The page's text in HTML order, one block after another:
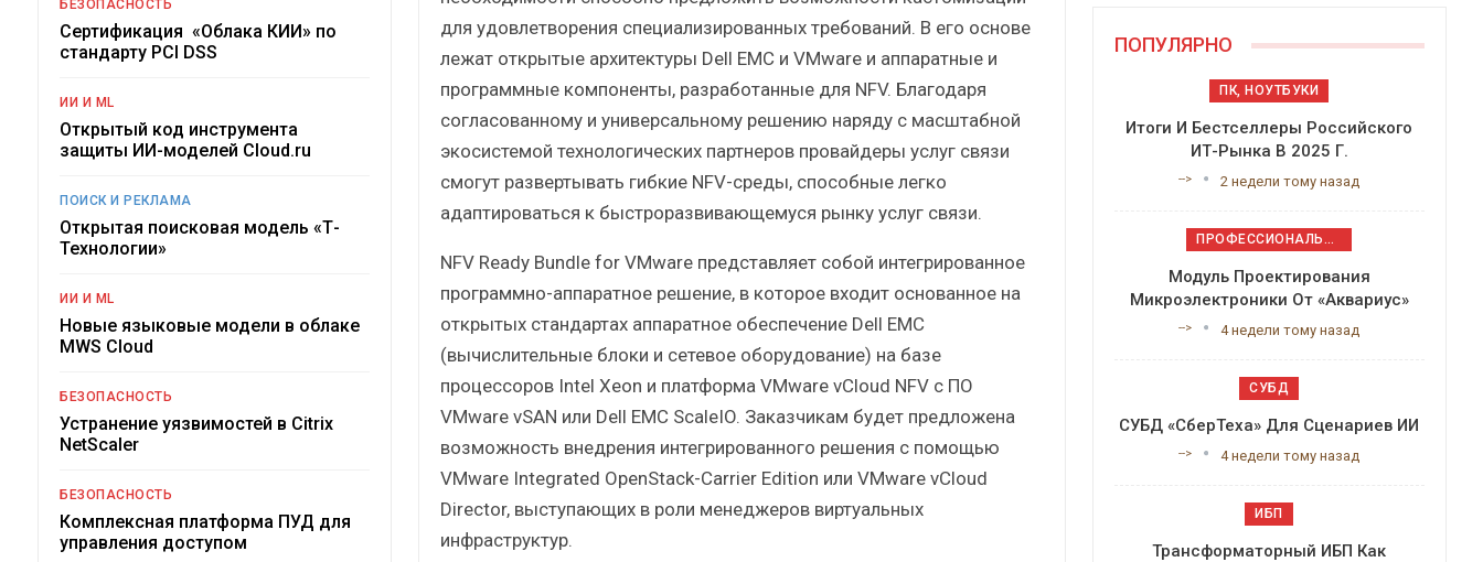
для удовлетворения специализированных требований. В его основе
лежат открытые архитектуры Dell EMC и VMware и аппаратные и
программные компоненты, разработанные для NFV. Благодаря
согласованному и универсальному решению наряду с масштабной
экосистемой технологических партнеров провайдеры услуг связи
смогут развертывать гибкие NFV-среды, способные легко
адаптироваться к быстроразвивающемуся рынку услуг связи.
NFV Ready Bundle for VMware представляет собой интегрированное
программно-аппаратное решение, в которое входит основанное на
открытых стандартах аппаратное обеспечение Dell EMC
(вычислительные блоки и сетевое оборудование) на базе
процессоров Intel Xeon и платформа VMware vCloud NFV с ПО
VMware vSAN или Dell EMC ScaleIO. Заказчикам будет предложена
возможность внедрения интегрированного решения с помощью
VMware Integrated OpenStack-Carrier Edition или VMware vCloud
Director, выступающих в роли менеджеров виртуальных
инфраструктур.
БЕЗОПАСНОСТЬ
Сертификация «Облака КИИ» по
стандарту PCI DSS
ИИ И ML
Открытый код инструмента
защиты ИИ-моделей Cloud.ru
ПОИСК И РЕКЛАМА
Открытая поисковая модель «Т-
Технологии»
ИИ И ML
Новые языковые модели в облаке
MWS Cloud
БЕЗОПАСНОСТЬ
Устранение уязвимостей в Citrix
NetScaler
БЕЗОПАСНОСТЬ
Комплексная платформа ПУД для
управления доступом
ПОПУЛЯРНО
ПК, НОУТБУКИ
Итоги И Бестселлеры Российского
ИТ-Рынка В 2025 Г.
--> 2 недели тому назад
ПРОФЕССИОНАЛЬНОЕ ПРИКЛАДНОЕ ПО
Модуль Проектирования
Микроэлектроники От «Аквариус»
--> 4 недели тому назад
СУБД
СУБД «СберТеха» Для Сценариев ИИ
--> 4 недели тому назад
ИБП
Трансформаторный ИБП Как